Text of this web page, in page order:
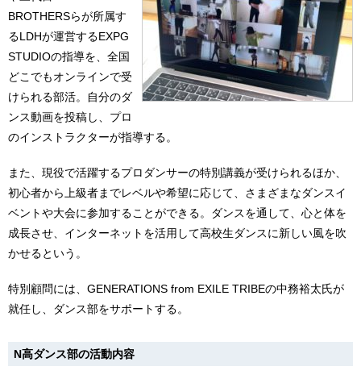
BROTHERSらが所属す
るLDHが運営するEXPG
STUDIOの指導を、全国
どこでもオンラインで受
けられる部活。自分のダ
ンス動画を投稿し、プロ
のインストラクターが指導する。
また、現役で活躍するプロダンサーの特別講義が受けられるほか、
初心者から上級者までレベルや希望に応じて、さまざまなダンスイ
ベントや大会に参加することができる。ダンスを通して、心と体を
成長させ、インターネットを活用して高校生ダンスに新しい風を吹
かせるという。
特別顧問には、GENERATIONS from EXILE TRIBEの中務裕太氏が
就任し、ダンス部をサポートする。
N高ダンス部の活動内容